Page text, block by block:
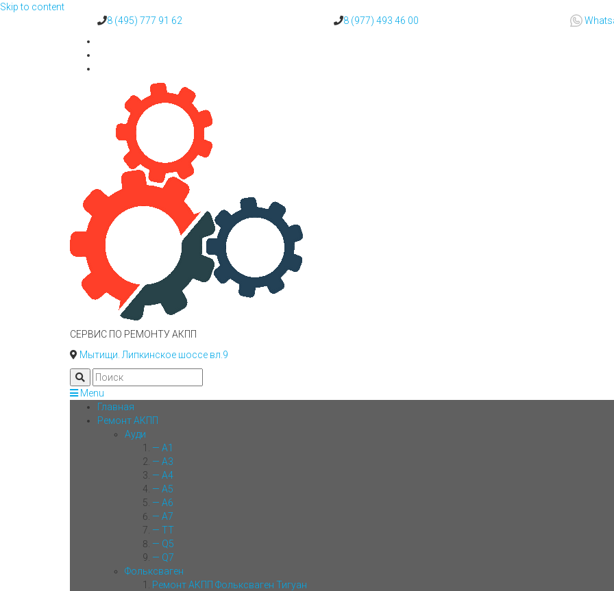
Skip to content
8 (495) 777 91 62
8 (977) 493 46 00
СЕРВИС ПО РЕМОНТУ АКПП
Мытищи. Липкинское шоссе вл.9
Menu
Главная
Ремонт АКПП
Ауди
— A1
— A3
— A4
— A5
— A6
— A7
— TT
— Q5
— Q7
Фольксваген
Ремонт АКПП Фольксваген Тигуан